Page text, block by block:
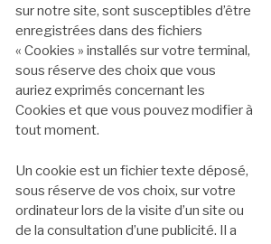
sur notre site, sont susceptibles d’être
enregistrées dans des fichiers
« Cookies » installés sur votre terminal,
sous réserve des choix que vous
auriez exprimés concernant les
Cookies et que vous pouvez modifier à
tout moment.
Un cookie est un fichier texte déposé,
sous réserve de vos choix, sur votre
ordinateur lors de la visite d’un site ou
de la consultation d’une publicité. Il a